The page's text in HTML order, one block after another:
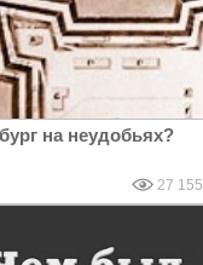
на неудобьях?
27 155